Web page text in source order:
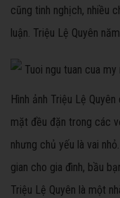
cũng tinh nghịch, nhiều
luận. Triệu Lệ Quyên
Hình ảnh Triệu Lệ
mặt đều đặn trong các
nhưng chủ yếu là vai
gian cho gia đình, bầu
Triệu Lệ Quyên là một